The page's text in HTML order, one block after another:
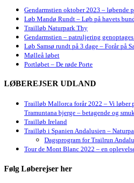
Gendarmstien oktober 2023 – løbende
Løb Mandø Rundt – Løb på havets
Trailløb Naturpark Thy
Gendarmstien – patruljering
Løb Samsø rundt på 3 dage – Forår på
Mølleå løbet
Portløbet – De røde Porte
LØBEREJSER UDLAND
Trailløb Mallorca forår 2022 – Vi løber
Tramuntana bjerge – betagende og
Trailløb Ireland
Trailløb i Spanien Andalusien –
Dagsprogram for Trailrun
Tour de Mont Blanc 2022 – en
Følg Løberejser her